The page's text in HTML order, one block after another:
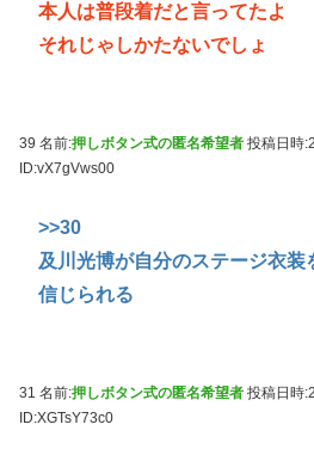
本人は普段着だと言ってたよ
それじゃしかたないでしょ
39 名前:押しボタン式の匿名希望者 投稿日時
ID:vX7gVws00
>>30
及川光博が自分のステージ衣装
信じられる
31 名前:押しボタン式の匿名希望者 投稿日時
ID:XGTsY73c0